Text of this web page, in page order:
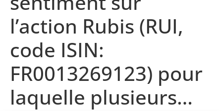
l’action Rubis (RUI,
code ISIN:
FR0013269123) pour
laquelle plusieurs…